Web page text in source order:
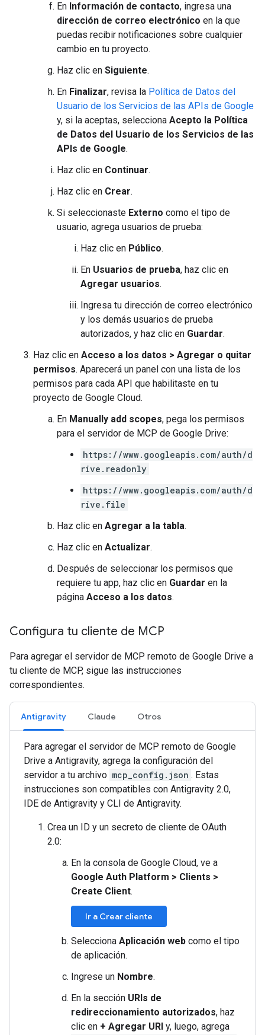
En Información de contacto, ingresa una
dirección de correo electrónico en la que
puedas recibir notificaciones sobre cualquier
cambio en tu proyecto.
Haz clic en Siguiente.
En Finalizar, revisa la Política de Datos del
Usuario de los Servicios de las APIs de Google
y, si la aceptas, selecciona Acepto la Política
de Datos del Usuario de los Servicios de las
APIs de Google.
Haz clic en Continuar.
Haz clic en Crear.
Si seleccionaste Externo como el tipo de
usuario, agrega usuarios de prueba:
Haz clic en Público.
En Usuarios de prueba, haz clic en
Agregar usuarios.
Ingresa tu dirección de correo electrónico
y los demás usuarios de prueba
autorizados, y haz clic en Guardar.
Haz clic en Acceso a los datos > Agregar o quitar
permisos. Aparecerá un panel con una lista de los
permisos para cada API que habilitaste en tu
proyecto de Google Cloud.
En Manually add scopes, pega los permisos
para el servidor de MCP de Google Drive:
https://www.googleapis.com/auth/d
rive.readonly
https://www.googleapis.com/auth/d
rive.file
Haz clic en Agregar a la tabla.
Haz clic en Actualizar.
Después de seleccionar los permisos que
requiere tu app, haz clic en Guardar en la
página Acceso a los datos.
Configura tu cliente de MCP
Para agregar el servidor de MCP remoto de Google Drive a
tu cliente de MCP, sigue las instrucciones
correspondientes.
Antigravity Claude Otros
Para agregar el servidor de MCP remoto de Google
Drive a Antigravity, agrega la configuración del
servidor a tu archivo mcp_config.json . Estas
instrucciones son compatibles con Antigravity 2.0,
IDE de Antigravity y CLI de Antigravity.
Crea un ID y un secreto de cliente de OAuth
2.0:
En la consola de Google Cloud, ve a
Google Auth Platform > Clients >
Create Client.
Ir a Crear cliente
Selecciona Aplicación web como el tipo
de aplicación.
Ingrese un Nombre.
En la sección URIs de
redireccionamiento autorizados, haz
clic en + Agregar URI y, luego, agrega